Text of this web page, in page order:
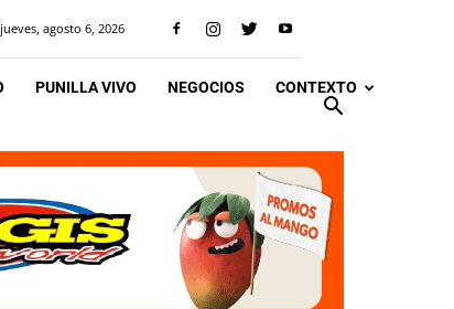
jueves, agosto 6, 2026
PUNILLA VIVO NEGOCIOS CONTEXTO